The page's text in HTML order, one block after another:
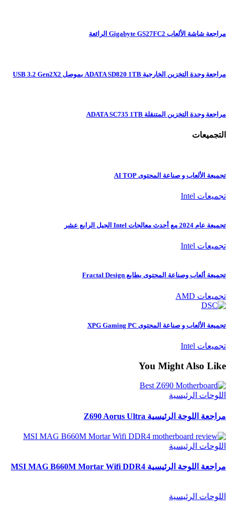
مراجعة شاشة الألعاب Gigabyte GS27FC2 الرائعة
مراجعة وحدة التخزين الخارجية ADATA SD820 1TB بموصل USB 3.2 Gen2X2
مراجعة وحدة التخزين المتنقلة ADATA SC735 1TB
التجميعات
تجميعة الألعاب و صناعة المحتوى AI TOP
تجميعات Intel
تجميعة عام 2024 مع أحدث معالجات Intel الجيل الرابع عشر
تجميعات Intel
تجميعة ألعاب وصناعة المحتوى بطابع Fractal Design
تجميعات AMD
تجميعة الألعاب و صناعة المحتوى XPG Gaming PC
تجميعات Intel
You Might Also Like
اللوحات الرئيسية
مراجعة اللوحة الرئيسية Z690 Aorus Ultra
اللوحات الرئيسية
مراجعة اللوحة الرئيسية MSI MAG B660M Mortar Wifi DDR4
اللوحات الرئيسية